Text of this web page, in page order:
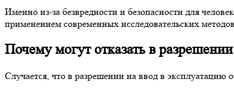
Именно из-за безвредности и безопасности для
применением современных исследовательских
Почему могут отказать в
Случается, что в разрешении на ввод в эксплуатацию